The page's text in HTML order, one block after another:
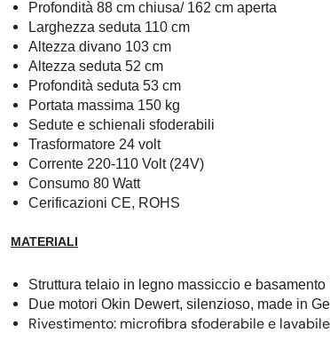
Profondità 88 cm chiusa/ 162 cm aperta
Larghezza seduta 110 cm
Altezza divano 103 cm
Altezza seduta 52 cm
Profondità seduta 53 cm
Portata massima 150 kg
Sedute e schienali sfoderabili
Trasformatore 24 volt
Corrente 220-110 Volt (24V)
Consumo 80 Watt
Cerificazioni CE, ROHS
MATERIALI
Struttura telaio in legno massiccio e
Due motori Okin Dewert, silenzioso, made in
Rivestimento: microfibra sfoderabile e lavabile